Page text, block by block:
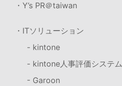
・Y’s PR＠taiwan
・ITソリューション
- kintone
- kintone人事評価システム
- Garoon